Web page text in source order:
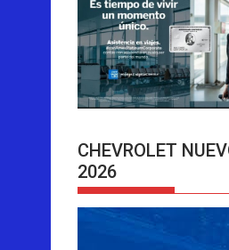
CHEVROLET
2026